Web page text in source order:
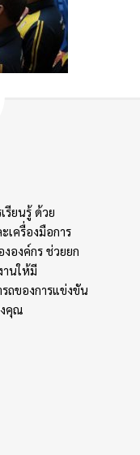
รียนรู้ ด้วย
เครื่องมือการ
องค์กร ช่วยยก
านให้มี
ถของการแข่งขัน
คุณ